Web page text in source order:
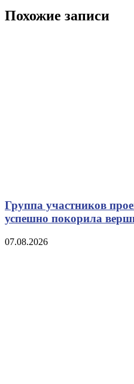
Похожие записи
Группа участников
успешно покорила
07.08.2026